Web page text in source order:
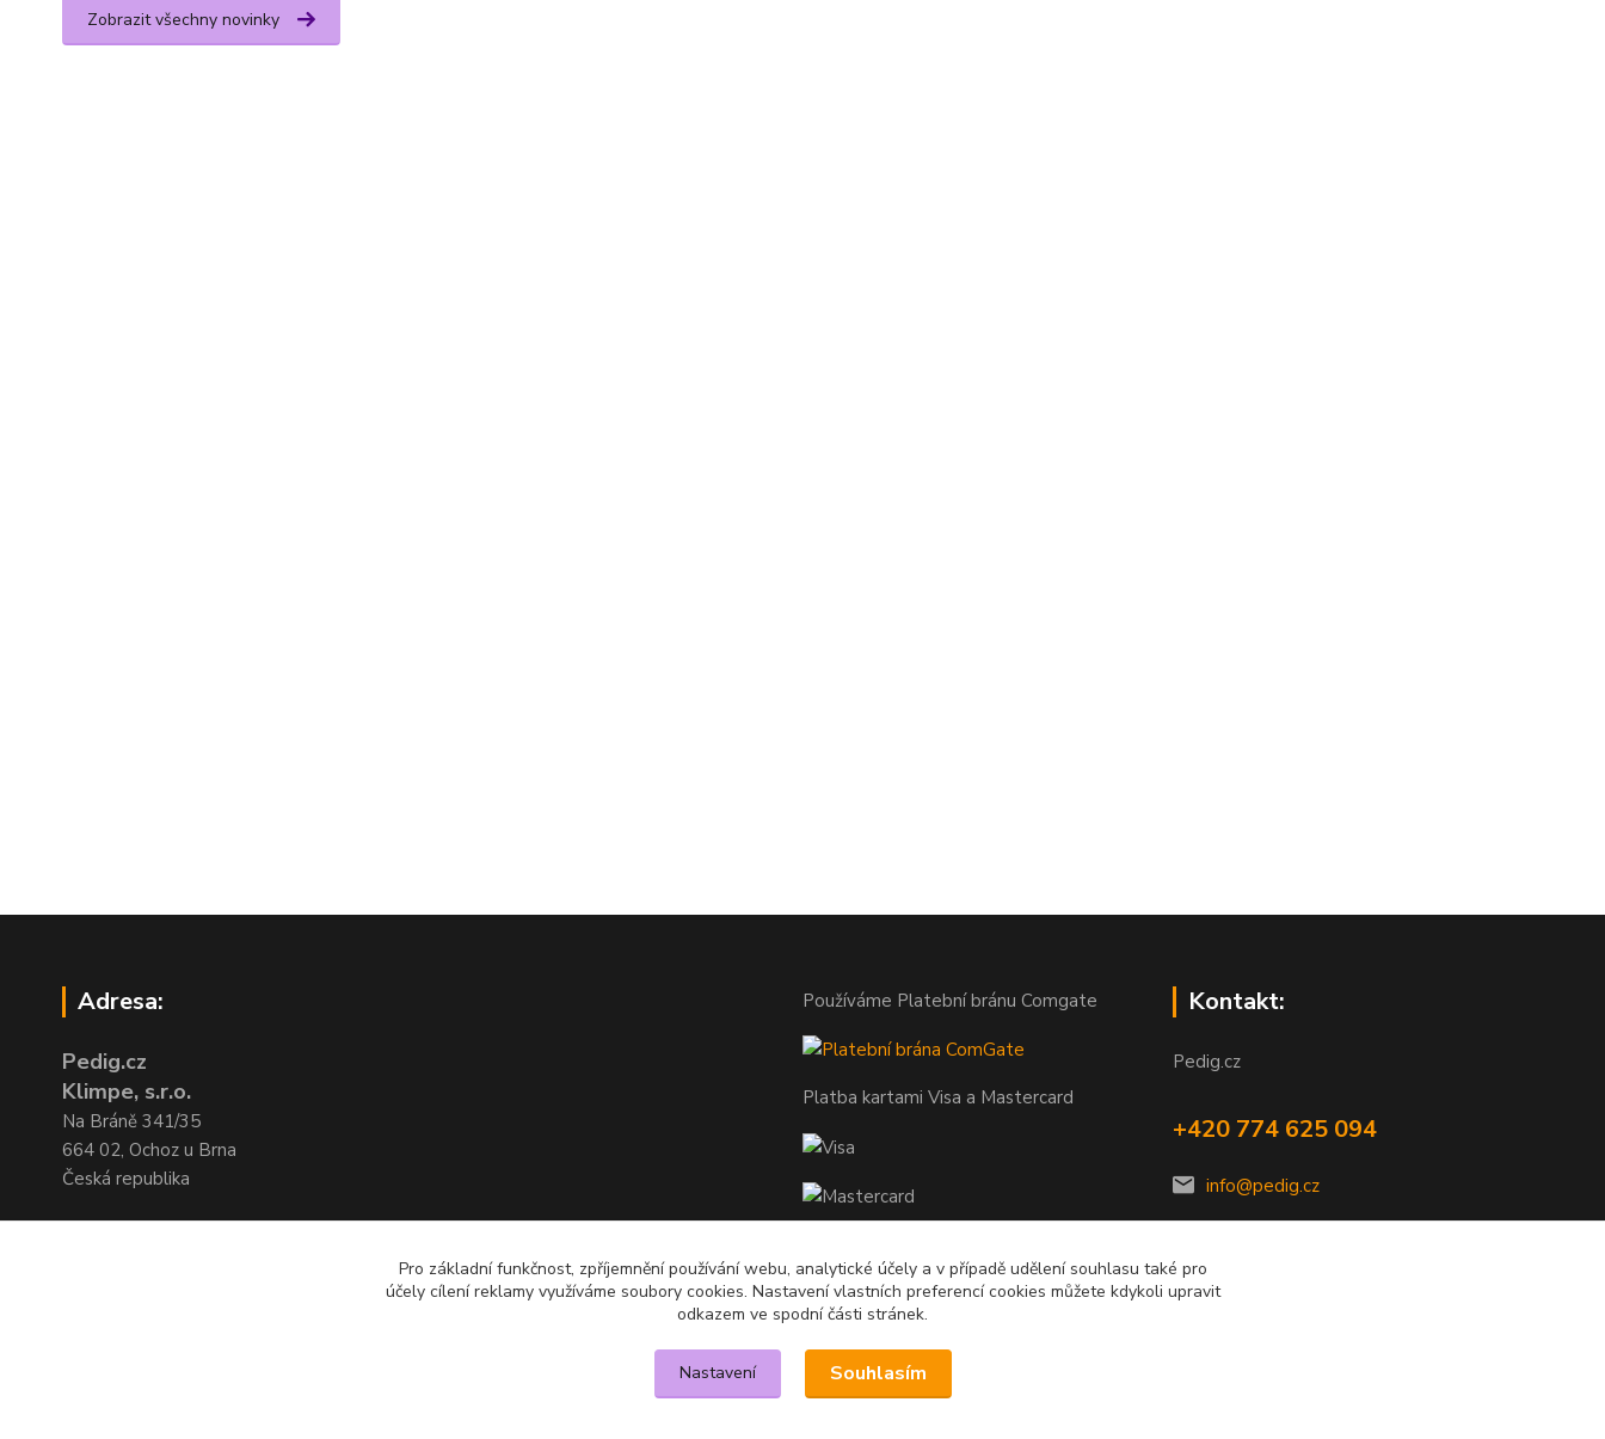
Zobrazit všechny novinky
Adresa:
Pedig.cz
Klimpe, s.r.o.
Na Bráně 341/35
664 02, Ochoz u Brna
Česká republika
Používáme Platební bránu Comgate
Platba kartami Visa a Mastercard
Kontakt:
Pedig.cz
+420 774 625 094
info@pedig.cz
Pro základní funkčnost, zpříjemnění používání webu, analytické účely a v případě udělení souhlasu také pro
účely cílení reklamy využíváme soubory cookies. Nastavení vlastních preferencí cookies můžete kdykoli upravit
odkazem ve spodní části stránek.
Nastavení Souhlasím